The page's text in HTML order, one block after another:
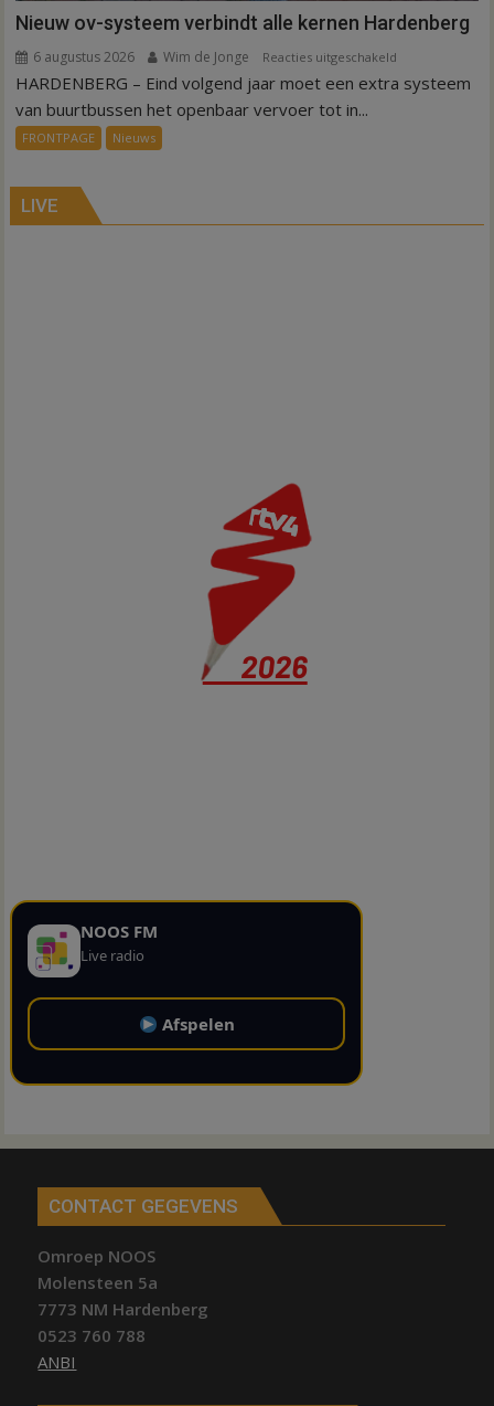
Nieuw ov-systeem verbindt alle kernen Hardenberg
6 augustus 2026 Wim de Jonge Reacties uitgeschakeld
Nieuw
Hardenberg
HARDENBERG – Eind volgend jaar moet een extra systeem
van buurtbussen het openbaar vervoer tot in...
FRONTPAGE Nieuws
LIVE
NOOS FM
Live radio
Afspelen
CONTACT GEGEVENS
Omroep NOOS
Molensteen 5a
7773 NM Hardenberg
0523 760 788
ANBI